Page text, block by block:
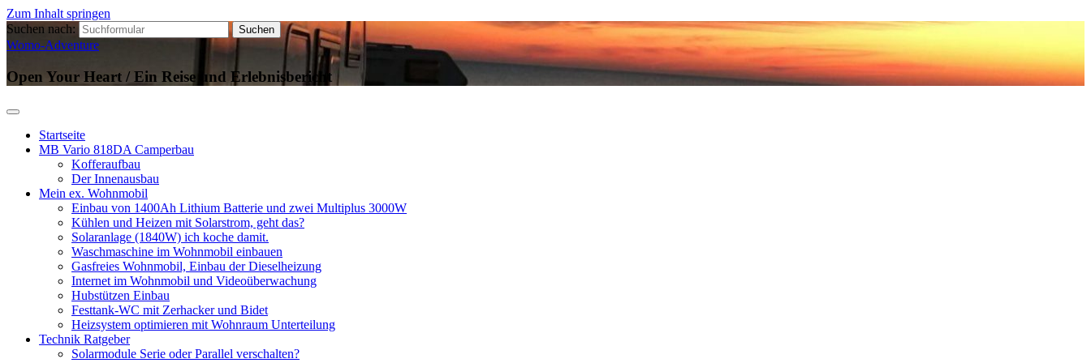
Zum Inhalt springen
Suchen nach:
Womo-Adventure
Open Your Heart / Ein Reise und Erlebnisbericht
Startseite
MB Vario 818DA Camperbau
Kofferaufbau
Der Innenausbau
Mein ex. Wohnmobil
Einbau von 1400Ah Lithium Batterie und zwei Multiplus 3000W
Kühlen und Heizen mit Solarstrom, geht das?
Solaranlage (1840W) ich koche damit.
Waschmaschine im Wohnmobil einbauen
Gasfreies Wohnmobil, Einbau der Dieselheizung
Internet im Wohnmobil und Videoüberwachung
Hubstützen Einbau
Festtank-WC mit Zerhacker und Bidet
Heizsystem optimieren mit Wohnraum Unterteilung
Technik Ratgeber
Solarmodule Serie oder Parallel verschalten?